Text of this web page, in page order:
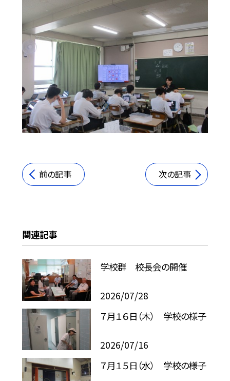
前の記事 次の記事
関連記事
学校群 校長会の開催
2026/07/28
７月１６日（木） 学校の様子
2026/07/16
７月１５日（水） 学校の様子